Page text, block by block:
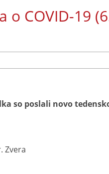
o COVID-19
so poslali novo
Zvera